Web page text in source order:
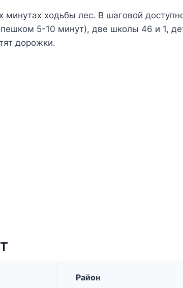
ходьбы лес. В шаговой
5-10 минут), две школы 46 и 1,
дорожки.
Район